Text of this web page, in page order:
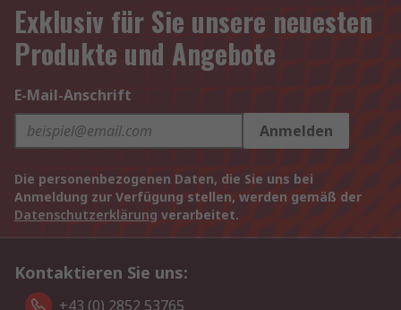
Exklusiv für Sie unsere neuesten
Produkte und Angebote
E-Mail-Anschrift
Anmelden
Die personenbezogenen Daten, die Sie uns bei
Anmeldung zur Verfügung stellen, werden gemäß der
Datenschutzerklärung verarbeitet.
Kontaktieren Sie uns:
+43 (0) 2852 53765